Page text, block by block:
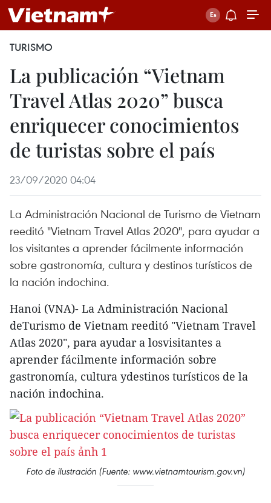
TURISMO
La publicación “Vietnam
Travel Atlas 2020” busca
enriquecer conocimientos
de turistas sobre el país
23/09/2020 04:04
La Administración Nacional de Turismo de Vietnam
reeditó "Vietnam Travel Atlas 2020", para ayudar a
los visitantes a aprender fácilmente información
sobre gastronomía, cultura y destinos turísticos de
la nación indochina.
Hanoi (VNA)- La Administración Nacional
deTurismo de Vietnam reeditó "Vietnam Travel
Atlas 2020", para ayudar a losvisitantes a
aprender fácilmente información sobre
gastronomía, cultura ydestinos turísticos de la
nación indochina.
Foto de ilustración (Fuente: www.vietnamtourism.gov.vn)